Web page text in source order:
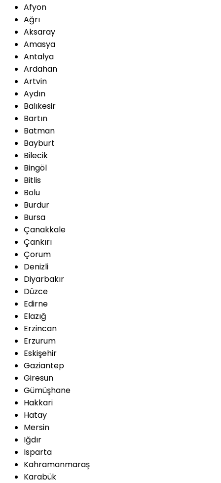
Afyon
Ağrı
Aksaray
Amasya
Antalya
Ardahan
Artvin
Aydın
Balıkesir
Bartın
Batman
Bayburt
Bilecik
Bingöl
Bitlis
Bolu
Burdur
Bursa
Çanakkale
Çankırı
Çorum
Denizli
Diyarbakır
Düzce
Edirne
Elazığ
Erzincan
Erzurum
Eskişehir
Gaziantep
Giresun
Gümüşhane
Hakkari
Hatay
Mersin
Iğdır
Isparta
Kahramanmaraş
Karabük